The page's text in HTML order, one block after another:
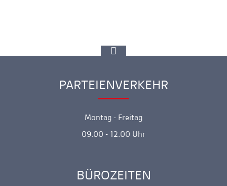
Ankerlink
PARTEIENVERKEHR
Montag - Freitag
09.00 - 12.00 Uhr
Ankerlink
BÜROZEITEN
zur